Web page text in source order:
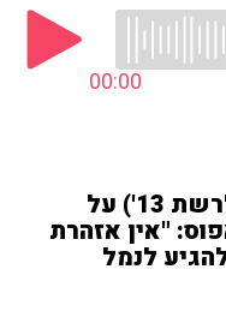
00:00
עמית קוטלר ('פספורט ניוז', 'רשת 13') על
"אין אזהרת
לנמל